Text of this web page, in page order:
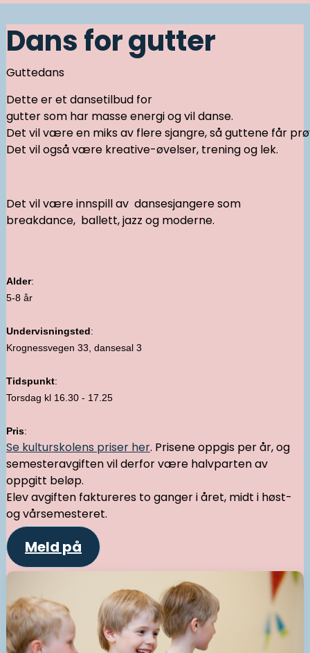
Dans for gutter
Guttedans
Dette er et dansetilbud for
gutter som har masse energi og vil danse.
Det vil være en miks av flere sjangre, så guttene får
Det vil også være kreative-øvelser, trening og lek.
Det vil være innspill av dansesjangere som
breakdance, ballett, jazz og moderne.
Alder:
5-8 år
Undervisningsted:
Krognessvegen 33, dansesal 3
Tidspunkt:
Torsdag kl 16.30 - 17.25
Pris:
Se kulturskolens priser her. Prisene oppgis per år, og
semesteravgiften vil derfor være halvparten av
oppgitt beløp.
Elev avgiften faktureres to ganger i året, midt i høst-
og vårsemesteret.
Meld på